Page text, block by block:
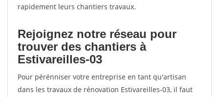
rapidement leurs chantiers travaux.
Rejoignez notre réseau pour
trouver des chantiers à
Estivareilles-03
Pour pérénniser votre entreprise en tant qu'artisan
dans les travaux de rénovation Estivareilles-03, il faut